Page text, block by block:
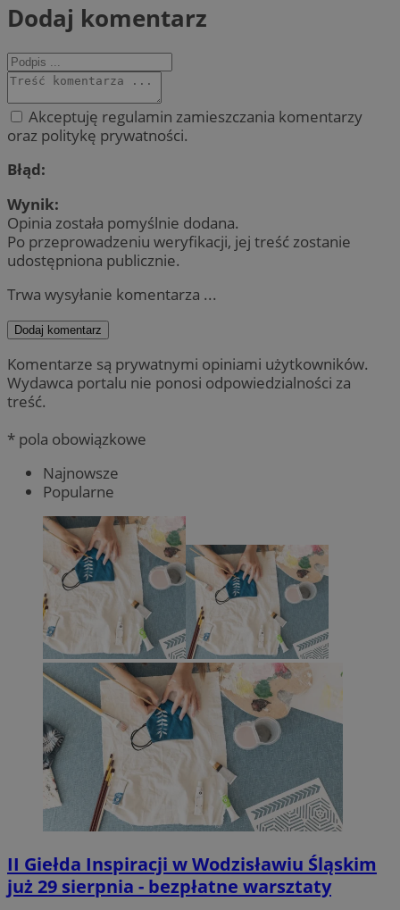
Dodaj komentarz
Akceptuję regulamin zamieszczania komentarzy
oraz politykę prywatności.
Błąd:
Wynik:
Opinia została pomyślnie dodana.
Po przeprowadzeniu weryfikacji, jej treść zostanie
udostępniona publicznie.
Trwa wysyłanie komentarza ...
Dodaj komentarz
Komentarze są prywatnymi opiniami użytkowników.
Wydawca portalu nie ponosi odpowiedzialności za
treść.
* pola obowiązkowe
Najnowsze
Popularne
II Giełda Inspiracji w Wodzisławiu Śląskim
już 29 sierpnia - bezpłatne warsztaty